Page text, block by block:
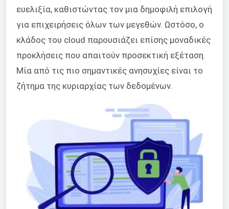
ευελιξία, καθιστώντας τον μια δημοφιλή επιλογή
για επιχειρήσεις όλων των μεγεθών. Ωστόσο, ο
κλάδος του cloud παρουσιάζει επίσης μοναδικές
προκλήσεις που απαιτούν προσεκτική εξέταση.
Μία από τις πιο σημαντικές ανησυχίες είναι το
ζήτημα της κυριαρχίας των δεδομένων.